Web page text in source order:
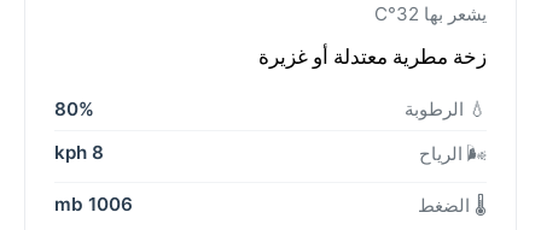
يشعر بها 32°C
زخة مطرية معتدلة أو غزيرة
💧 الرطوبة
80%
🌬️ الرياح
8 kph
🌡️ الضغط 1006 mb